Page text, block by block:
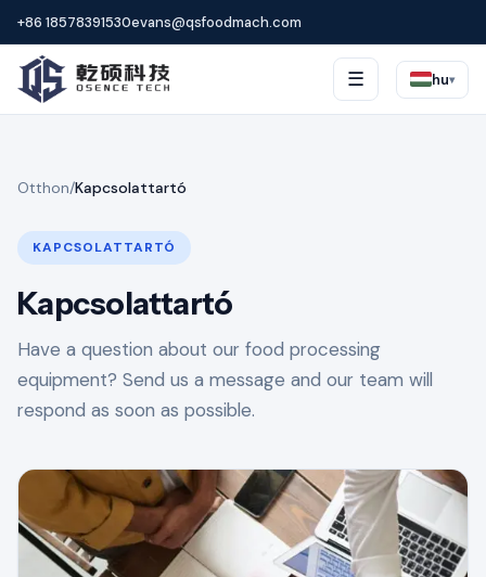
+86 18578391530evans@qsfoodmach.com
☰ hu▾
Otthon/Kapcsolattartó
KAPCSOLATTARTÓ
Kapcsolattartó
Have a question about our food processing
equipment? Send us a message and our team will
respond as soon as possible.